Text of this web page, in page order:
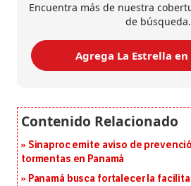
Encuentra más de nuestra
de búsqueda.
Agrega La Estrella
Sinaproc emite aviso de
tormentas en Panamá
Panamá busca fortalecer la